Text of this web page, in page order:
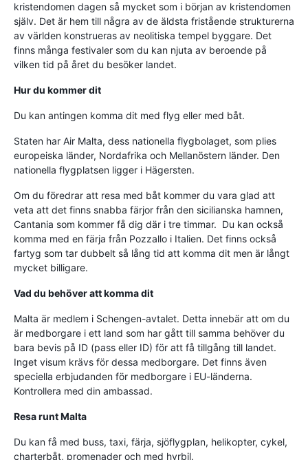
kristendomen dagen så mycket som i början av kristendomen
själv. Det är hem till några av de äldsta fristående strukturerna
av världen konstrueras av neolitiska tempel byggare. Det
finns många festivaler som du kan njuta av beroende på
vilken tid på året du besöker landet.
Hur du kommer dit
Du kan antingen komma dit med flyg eller med båt.
Staten har Air Malta, dess nationella flygbolaget, som plies
europeiska länder, Nordafrika och Mellanöstern länder. Den
nationella flygplatsen ligger i Hägersten.
Om du föredrar att resa med båt kommer du vara glad att
veta att det finns snabba färjor från den sicilianska hamnen,
Cantania som kommer få dig där i tre timmar. Du kan också
komma med en färja från Pozzallo i Italien. Det finns också
fartyg som tar dubbelt så lång tid att komma dit men är långt
mycket billigare.
Vad du behöver att komma dit
Malta är medlem i Schengen-avtalet. Detta innebär att om du
är medborgare i ett land som har gått till samma behöver du
bara bevis på ID (pass eller ID) för att få tillgång till landet.
Inget visum krävs för dessa medborgare. Det finns även
speciella erbjudanden för medborgare i EU-länderna.
Kontrollera med din ambassad.
Resa runt Malta
Du kan få med buss, taxi, färja, sjöflygplan, helikopter, cykel,
charterbåt, promenader och med hyrbil.